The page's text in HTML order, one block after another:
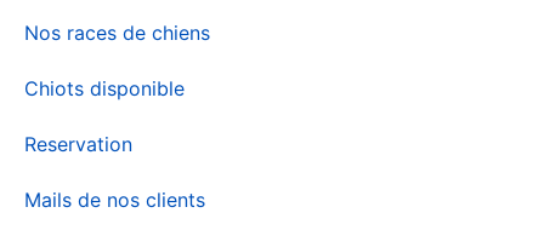
Nos races de chiens
Chiots disponible
Reservation
Mails de nos clients